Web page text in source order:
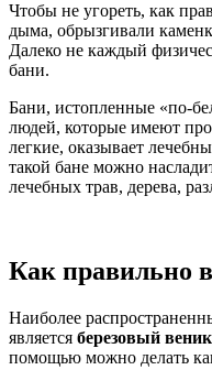
Чтобы не угореть, как
дыма, обрызгивали
Далеко не каждый
бани.
Бани, истопленные «по-
людей, которые имеют
легкие, оказывает
такой бане можно
лечебных трав, дерева,
Как правильно
Наиболее
является березовый веник
помощью можно делать